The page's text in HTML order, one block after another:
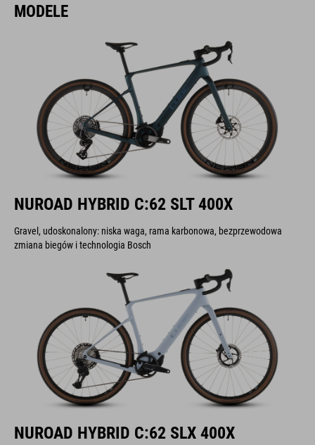
MODELE
NUROAD HYBRID C:62 SLT 400X
Gravel, udoskonalony: niska waga, rama karbonowa, bezprzewodowa
zmiana biegów i technologia Bosch
NUROAD HYBRID C:62 SLX 400X